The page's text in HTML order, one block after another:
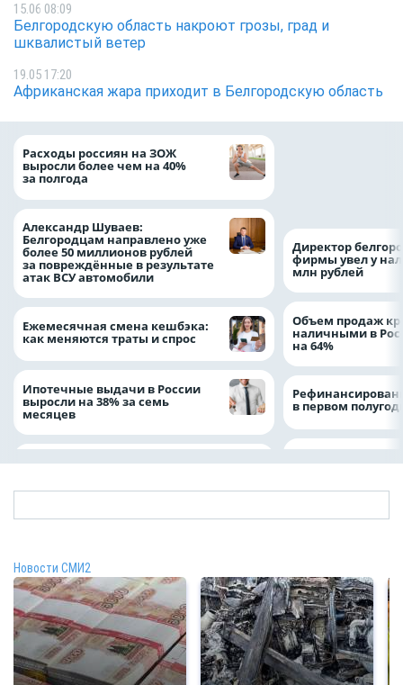
15.06 08:09
Белгородскую область накроют грозы, град и
шквалистый ветер
19.05 17:20
Африканская жара приходит в Белгородскую область
Расходы россиян на ЗОЖ
выросли более чем на 40%
за полгода
Александр Шуваев:
Белгородцам направлено уже
более 50 миллионов рублей
за повреждённые в результате
атак ВСУ автомобили
Ежемесячная смена кешбэка:
как меняются траты и спрос
Ипотечные выдачи в России
выросли на 38% за семь
месяцев
Директор
фирмы увел у
млн рублей
Объем продаж
наличными в
на 64%
в первом
Новости СМИ2